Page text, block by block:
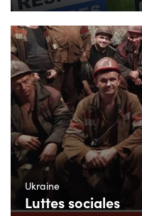
Ukraine
Luttes sociales